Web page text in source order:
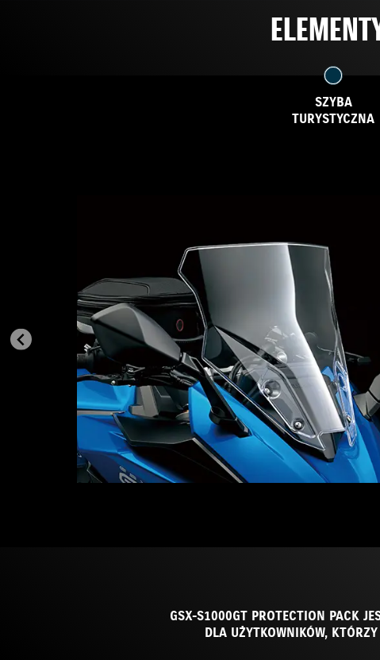
SZYBA
TURYSTYCZNA
GSX-S1000GT PROTECTION PACK
DLA UŻYTKOWNIKÓW,